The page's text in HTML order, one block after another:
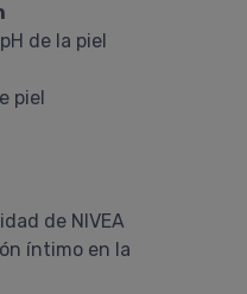
de la piel
piel
de NIVEA
íntimo en la